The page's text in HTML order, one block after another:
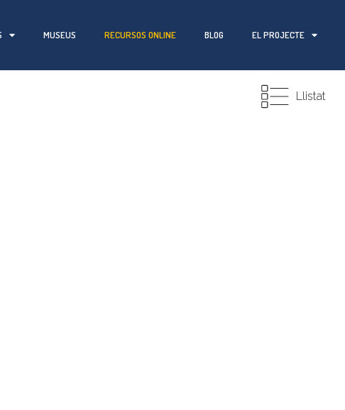
MUSEUS RECURSOS ONLINE BLOG EL PROJECTE
Llistat